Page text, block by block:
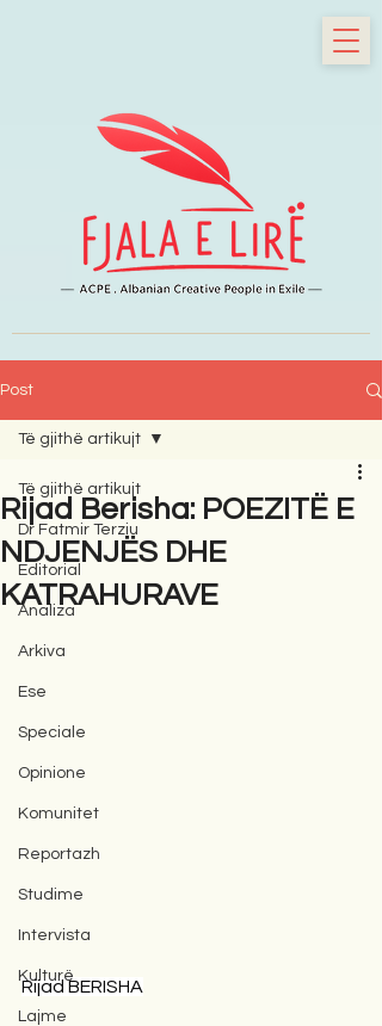
Post
Të gjithë artikujt
Dr Fatmir Terziu
Editorial
Analiza
Arkiva
Ese
Speciale
Opinione
Komunitet
Reportazh
Studime
Intervista
Kulturë
Lajme
Të gjithë artikujt
Rijad Berisha: POEZITË E
NDJENJËS DHE
KATRAHURAVE
Rijad BERISHA